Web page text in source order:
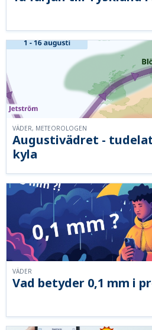
Augustivädret -
kyla
VÄDER, METEOROLOGEN
Vad betyder 0,1 mm i
VÄDER